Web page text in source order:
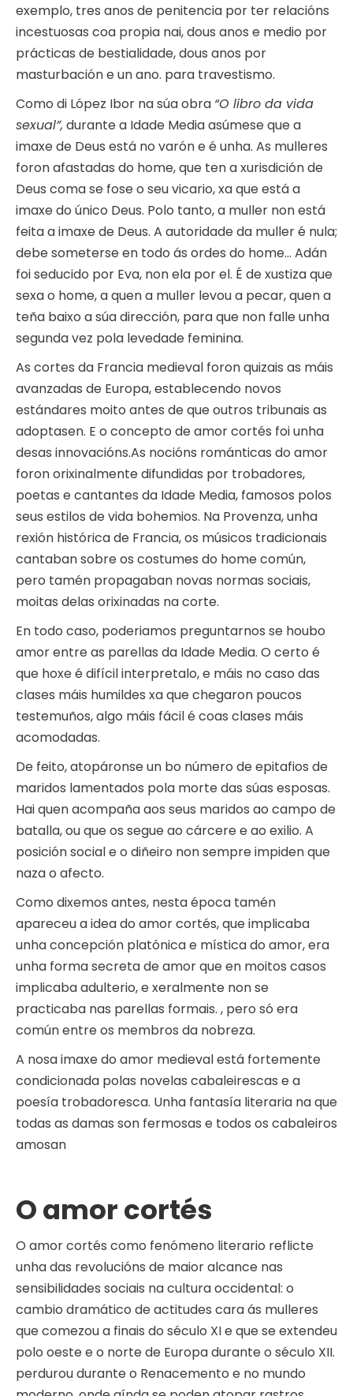
exemplo, tres anos de penitencia por ter relacións
incestuosas coa propia nai, dous anos e medio por
prácticas de bestialidade, dous anos por
masturbación e un ano. para travestismo.
Como di López Ibor na súa obra “O libro da vida
sexual”, durante a Idade Media asúmese que a
imaxe de Deus está no varón e é unha. As mulleres
foron afastadas do home, que ten a xurisdición de
Deus coma se fose o seu vicario, xa que está a
imaxe do único Deus. Polo tanto, a muller non está
feita a imaxe de Deus. A autoridade da muller é nula;
debe someterse en todo ás ordes do home… Adán
foi seducido por Eva, non ela por el. É de xustiza que
sexa o home, a quen a muller levou a pecar, quen a
teña baixo a súa dirección, para que non falle unha
segunda vez pola levedade feminina.
As cortes da Francia medieval foron quizais as máis
avanzadas de Europa, establecendo novos
estándares moito antes de que outros tribunais as
adoptasen. E o concepto de amor cortés foi unha
desas innovacións.As nocións románticas do amor
foron orixinalmente difundidas por trobadores,
poetas e cantantes da Idade Media, famosos polos
seus estilos de vida bohemios. Na Provenza, unha
rexión histórica de Francia, os músicos tradicionais
cantaban sobre os costumes do home común,
pero tamén propagaban novas normas sociais,
moitas delas orixinadas na corte.
En todo caso, poderiamos preguntarnos se houbo
amor entre as parellas da Idade Media. O certo é
que hoxe é difícil interpretalo, e máis no caso das
clases máis humildes xa que chegaron poucos
testemuños, algo máis fácil é coas clases máis
acomodadas.
De feito, atopáronse un bo número de epitafios de
maridos lamentados pola morte das súas esposas.
Hai quen acompaña aos seus maridos ao campo de
batalla, ou que os segue ao cárcere e ao exilio. A
posición social e o diñeiro non sempre impiden que
naza o afecto.
Como dixemos antes, nesta época tamén
apareceu a idea do amor cortés, que implicaba
unha concepción platónica e mística do amor, era
unha forma secreta de amor que en moitos casos
implicaba adulterio, e xeralmente non se
practicaba nas parellas formais. , pero só era
común entre os membros da nobreza.
A nosa imaxe do amor medieval está fortemente
condicionada polas novelas cabaleirescas e a
poesía trobadoresca. Unha fantasía literaria na que
todas as damas son fermosas e todos os cabaleiros
amosan
O amor cortés
O amor cortés como fenómeno literario reflicte
unha das revolucións de maior alcance nas
sensibilidades sociais na cultura occidental: o
cambio dramático de actitudes cara ás mulleres
que comezou a finais do século XI e que se extendeu
polo oeste e o norte de Europa durante o século XII.
perdurou durante o Renacemento e no mundo